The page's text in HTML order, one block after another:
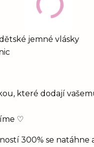
jemné vlásky
které dodají
♡
300% se natáhne